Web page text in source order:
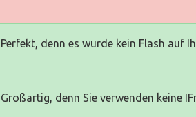
Perfekt, denn es wurde kein Flash auf
Großartig, denn Sie verwenden keine